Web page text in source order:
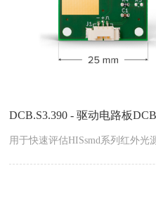
DCB.S3.390 - 驱动电路板
用于快速评估HISsmd系列红外光